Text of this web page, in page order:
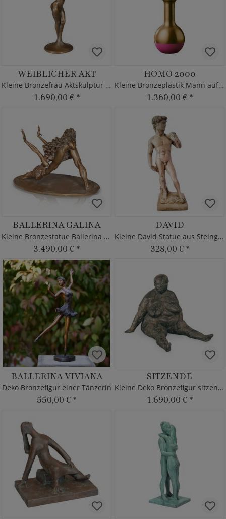
WEIBLICHER AKT
Kleine Bronzefrau Aktskulptur vom Künstler
1.690,00 € *
HOMO 2000
Kleine Bronzeplastik Mann auf Chemiekolben
1.360,00 € *
BALLERINA GALINA
Kleine Bronzestatue Ballerina tanzt vom Künstler
3.490,00 € *
DAVID
Kleine David Statue aus Steinguss
328,00 € *
BALLERINA VIVIANA
Deko Bronzefigur einer Tänzerin
550,00 € *
SITZENDE
Kleine Deko Bronzefigur sitzende Frau in grau
1.690,00 € *